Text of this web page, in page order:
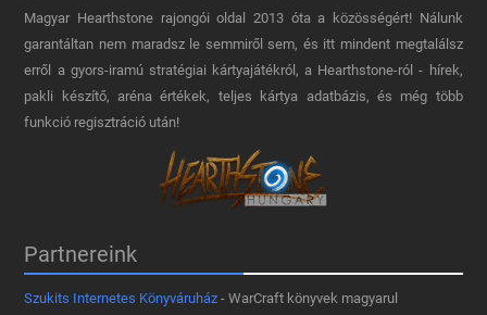
Magyar Hearthstone​ rajongói oldal 2013 óta a közösségért! Nálunk
garantáltan nem maradsz le semmiről sem, és itt mindent megtalálsz
erről a gyors-iramú stratégiai kártyajátékról, a Hearthstone-ról - hírek,
pakli készítő, aréna értékek, teljes kártya adatbázis, és még több
funkció regisztráció után!
Partnereink
Szukits Internetes Könyváruház - WarCraft könyvek magyarul